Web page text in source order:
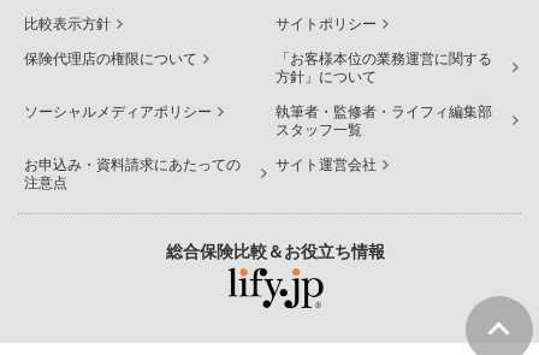
比較表示方針 サイトポリシー
保険代理店の権限について
「お客様本位の業務運営に関する
方針」について
ソーシャルメディアポリシー
執筆者・監修者・ライフィ編集部
スタッフ一覧
お申込み・資料請求にあたっての
注意点
サイト運営会社
総合保険比較＆お役立ち情報